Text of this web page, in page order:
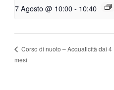
7 Agosto @ 10:00 - 10:40
Corso di nuoto – Acquaticità dai 4
mesi